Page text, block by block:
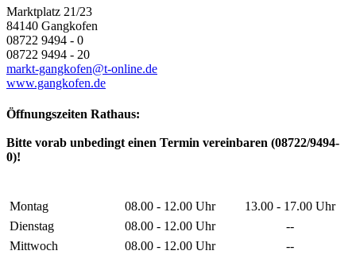
Marktplatz 21/23
84140 Gangkofen
08722 9494 - 0
08722 9494 - 20
markt-gangkofen@t-online.de
www.gangkofen.de
Öffnungszeiten Rathaus:
Bitte vorab unbedingt einen Termin vereinbaren (08722/9494-
0)!
Montag 08.00 - 12.00 Uhr
13.00 - 17.00 Uhr
Dienstag
08.00 - 12.00 Uhr
--
Mittwoch
08.00 - 12.00 Uhr --